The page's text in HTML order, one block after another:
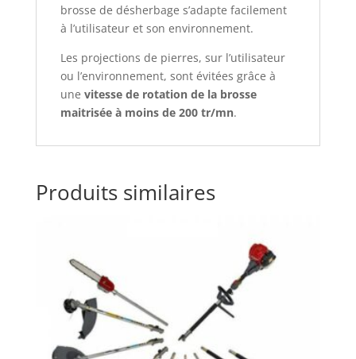
brosse de désherbage s’adapte facilement
à l’utilisateur et son environnement.
Les projections de pierres, sur l’utilisateur
ou l’environnement, sont évitées grâce à
une vitesse de rotation de la brosse
maitrisée à moins de 200 tr/mn.
Produits similaires